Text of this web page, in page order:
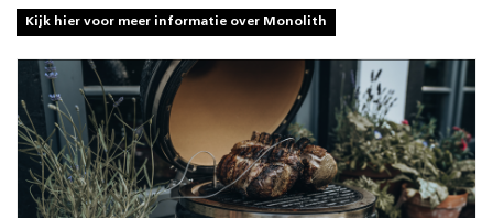
Kijk hier voor meer informatie over Monolith